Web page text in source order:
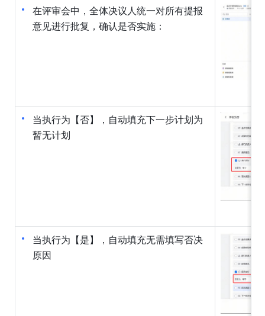
在评审会中，全体决议人统一对所有提报
意见进行批复，确认是否实施：
当执行为【否】，自动填充下一步计划为
暂无计划
当执行为【是】，自动填充无需填写否决
原因